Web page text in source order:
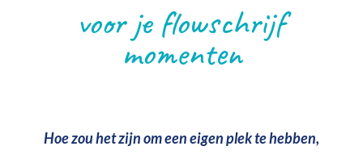
voor je flowschrijf
momenten
Hoe zou het zijn om een eigen plek te hebben,